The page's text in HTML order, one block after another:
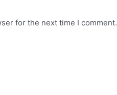
for the next time I comment.